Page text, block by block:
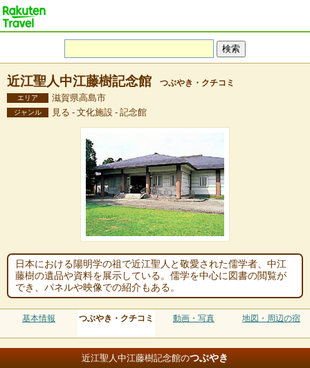
近江聖人中江藤樹記念館 つぶやき・クチコミ
エリア 滋賀県高島市
ジャンル 見る - 文化施設 - 記念館
日本における陽明学の祖で近江聖人と敬愛された儒学者、中江
藤樹の遺品や資料を展示している。儒学を中心に図書の閲覧が
でき、パネルや映像での紹介もある。
基本情報 つぶやき・クチコミ 動画・写真 地図・周辺の宿
近江聖人中江藤樹記念館のつぶやき